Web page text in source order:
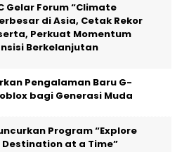
Gelar Forum “Climate
di Asia, Cetak Rekor
Perkuat Momentum
Berkelanjutan
Pengalaman Baru G-
bagi Generasi Muda
Program “Explore
Destination at a Time”